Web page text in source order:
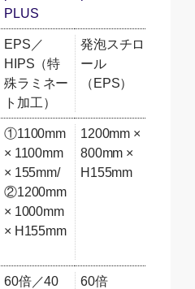
PLUS
EPS／
HIPS（特
殊ラミネー
ト加工）
発泡スチロ
ール
（EPS）
①1100mm
× 1100mm
× 155mm/
②1200mm
× 1000mm
× H155mm
1200mm ×
800mm ×
H155mm
60倍／40
60倍